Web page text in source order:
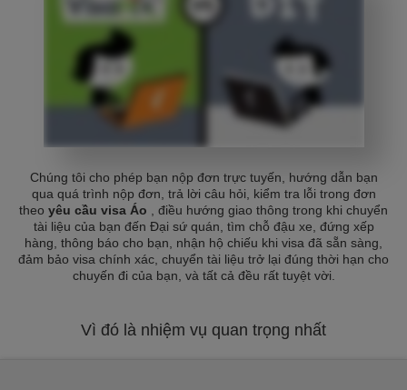
Chúng tôi cho phép bạn nộp đơn trực tuyến, hướng dẫn bạn
qua quá trình nộp đơn, trả lời câu hỏi, kiểm tra lỗi trong đơn
theo yêu cầu visa Áo
, điều hướng giao thông trong khi chuyển
tài liệu của bạn đến Đại sứ quán, tìm chỗ đậu xe, đứng xếp
hàng, thông báo cho bạn, nhận hộ chiếu khi visa đã sẵn sàng,
đảm bảo visa chính xác, chuyển tài liệu trở lại đúng thời hạn cho
chuyến đi của bạn, và tất cả đều rất tuyệt vời.
Vì đó là nhiệm vụ quan trọng nhất